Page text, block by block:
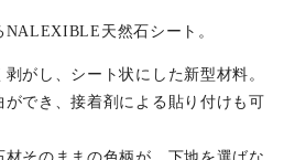
天然石シート。
がし、シート状にした新型材料。
でき、接着剤による貼り付けも可